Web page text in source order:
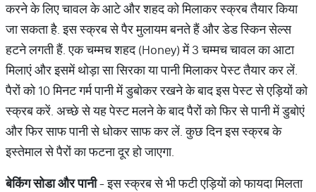
करने के लिए चावल के आटे और शहद को मिलाकर स्क्रब तैयार किया
जा सकता है. इस स्क्रब से पैर मुलायम बनते हैं और डेड स्किन सेल्स
हटने लगती हैं. एक चम्मच शहद (Honey) में 3 चम्मच चावल का आटा
मिलाएं और इसमें थोड़ा सा सिरका या पानी मिलाकर पेस्ट तैयार कर लें.
पैरों को 10 मिनट गर्म पानी में डुबोकर रखने के बाद इस पेस्ट से एड़ियों को
स्क्रब करें. अच्छे से यह पेस्ट मलने के बाद पैरों को फिर से पानी में डुबोएं
और फिर साफ पानी से धोकर साफ कर लें. कुछ दिन इस स्क्रब के
इस्तेमाल से पैरों का फटना दूर हो जाएगा.
बेकिंगसोडाऔरपानी- इस स्क्रब से भी फटी एड़ियों को फायदा मिलता